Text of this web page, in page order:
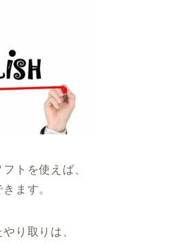
トを使えば、
ます。
り取りは、